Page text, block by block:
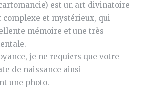
est un art divinatoire
et mystérieux, qui
mémoire et une très
je ne requiers que votre
de naissance ainsi
une photo.